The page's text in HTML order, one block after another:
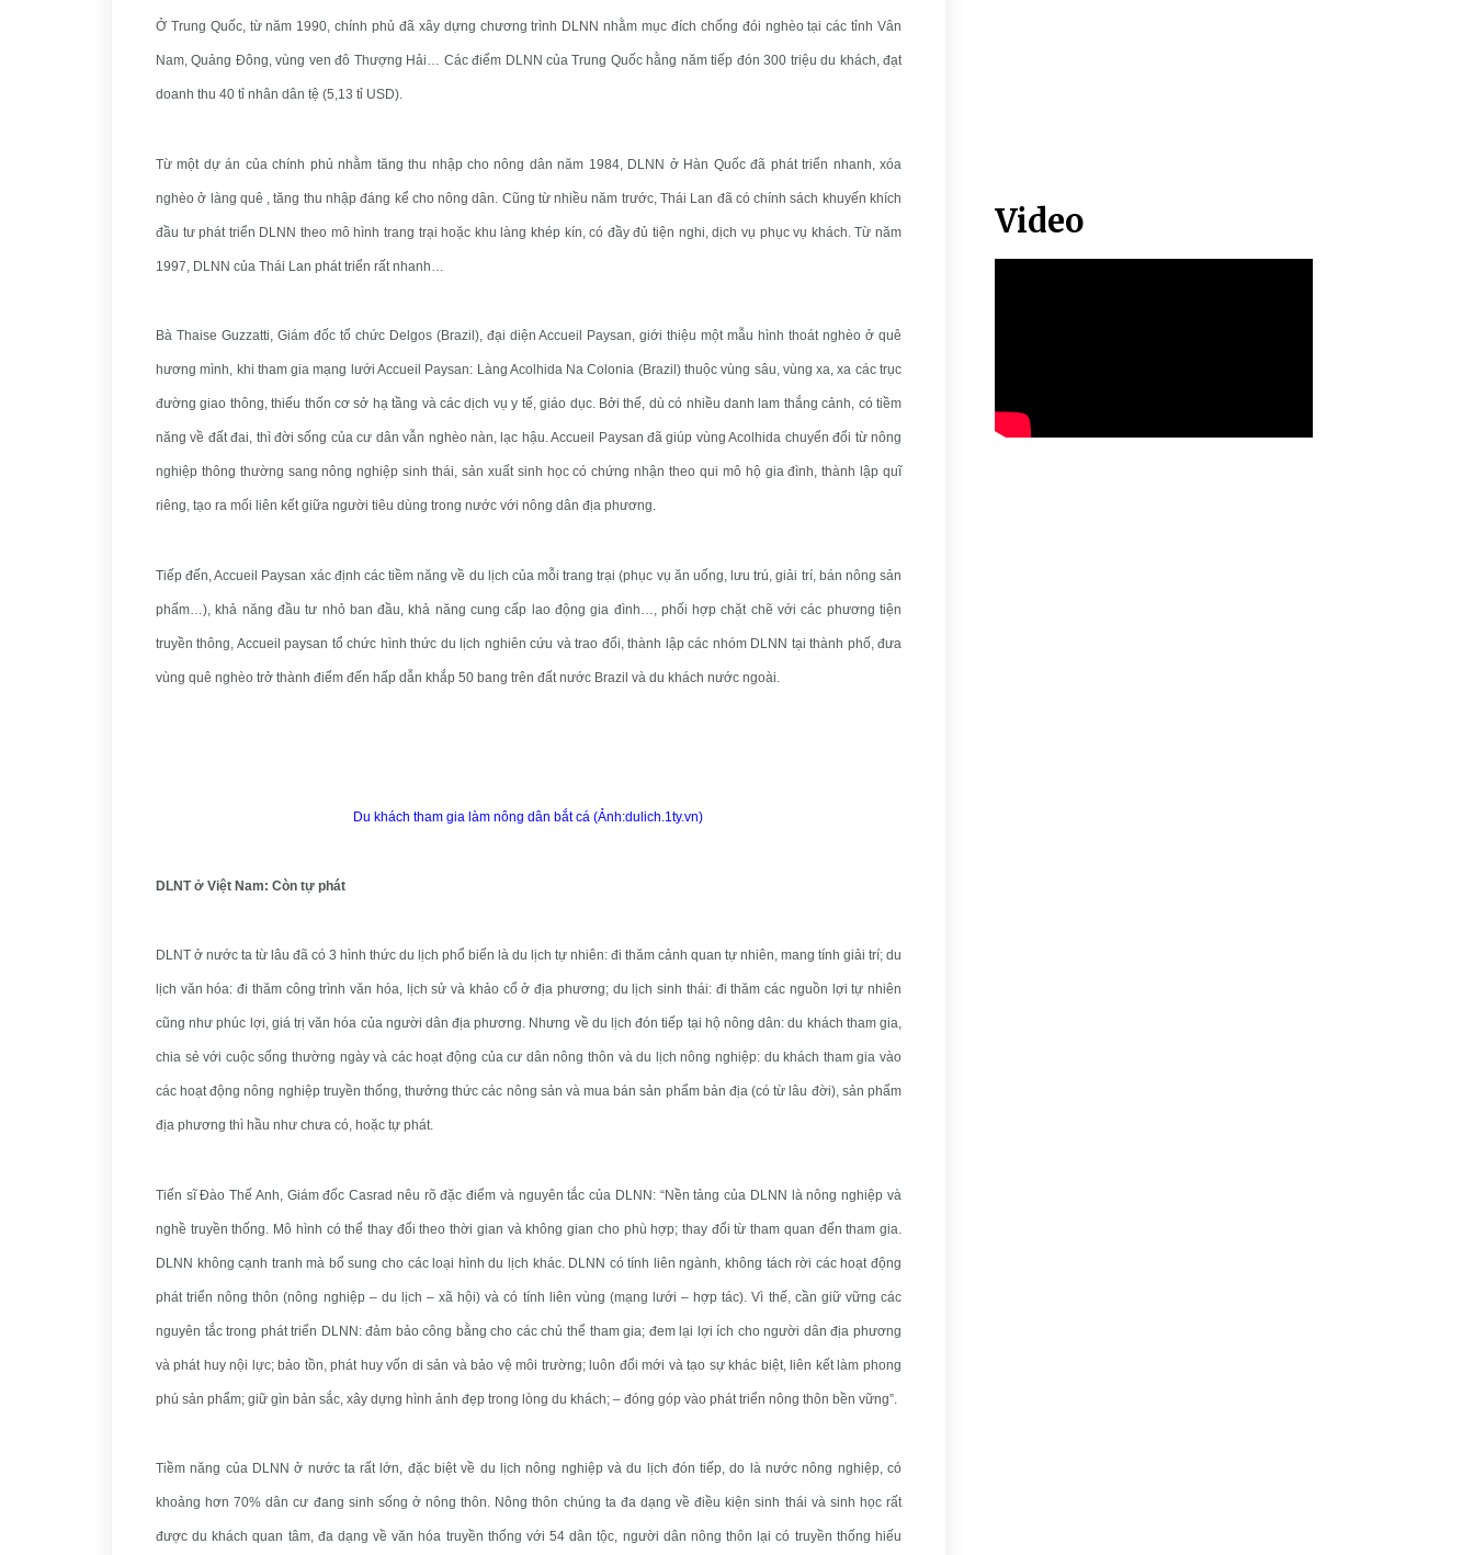
Ở Trung Quốc, từ năm 1990, chính phủ đã xây dựng chương trình DLNN nhằm mục đích chống đói nghèo tại các tỉnh Vân
Nam, Quảng Đông, vùng ven đô Thượng Hải… Các điểm DLNN của Trung Quốc hằng năm tiếp đón 300 triệu du khách, đạt
doanh thu 40 tỉ nhân dân tệ (5,13 tỉ USD).
Từ một dự án của chính phủ nhằm tăng thu nhập cho nông dân năm 1984, DLNN ở Hàn Quốc đã phát triển nhanh, xóa
nghèo ở làng quê , tăng thu nhập đáng kể cho nông dân. Cũng từ nhiều năm trước, Thái Lan đã có chính sách khuyến khích
đầu tư phát triển DLNN theo mô hình trang trại hoặc khu làng khép kín, có đầy đủ tiện nghi, dịch vụ phục vụ khách. Từ năm
1997, DLNN của Thái Lan phát triển rất nhanh…
Bà Thaise Guzzatti, Giám đốc tổ chức Delgos (Brazil), đại diện Accueil Paysan, giới thiệu một mẫu hình thoát nghèo ở quê
hương mình, khi tham gia mạng lưới Accueil Paysan: Làng Acolhida Na Colonia (Brazil) thuộc vùng sâu, vùng xa, xa các trục
đường giao thông, thiếu thốn cơ sở hạ tầng và các dịch vụ y tế, giáo dục. Bởi thế, dù có nhiều danh lam thắng cảnh, có tiềm
năng về đất đai, thì đời sống của cư dân vẫn nghèo nàn, lạc hậu. Accueil Paysan đã giúp vùng Acolhida chuyển đổi từ nông
nghiệp thông thường sang nông nghiệp sinh thái, sản xuất sinh học có chứng nhận theo qui mô hộ gia đình, thành lập quĩ
riêng, tạo ra mối liên kết giữa người tiêu dùng trong nước với nông dân địa phương.
Tiếp đến, Accueil Paysan xác định các tiềm năng về du lịch của mỗi trang trại (phục vụ ăn uống, lưu trú, giải trí, bán nông sản
phẩm…), khả năng đầu tư nhỏ ban đầu, khả năng cung cấp lao động gia đình…, phối hợp chặt chẽ với các phương tiện
truyền thông, Accueil paysan tổ chức hình thức du lịch nghiên cứu và trao đổi, thành lập các nhóm DLNN tại thành phố, đưa
vùng quê nghèo trở thành điểm đến hấp dẫn khắp 50 bang trên đất nước Brazil và du khách nước ngoài.
Du khách tham gia làm nông dân bắt cá (Ảnh:dulich.1ty.vn)
DLNT ở Việt Nam: Còn tự phát
DLNT ở nước ta từ lâu đã có 3 hình thức du lịch phổ biến là du lịch tự nhiên: đi thăm cảnh quan tự nhiên, mang tính giải trí; du
lịch văn hóa: đi thăm công trình văn hóa, lịch sử và khảo cổ ở địa phương; du lịch sinh thái: đi thăm các nguồn lợi tự nhiên
cũng như phúc lợi, giá trị văn hóa của người dân địa phương. Nhưng về du lịch đón tiếp tại hộ nông dân: du khách tham gia,
chia sẻ với cuộc sống thường ngày và các hoạt động của cư dân nông thôn và du lịch nông nghiệp: du khách tham gia vào
các hoạt động nông nghiệp truyền thống, thưởng thức các nông sản và mua bán sản phẩm bản địa (có từ lâu đời), sản phẩm
địa phương thì hầu như chưa có, hoặc tự phát.
Tiến sĩ Đào Thế Anh, Giám đốc Casrad nêu rõ đặc điểm và nguyên tắc của DLNN: “Nền tảng của DLNN là nông nghiệp và
nghề truyền thống. Mô hình có thể thay đổi theo thời gian và không gian cho phù hợp; thay đổi từ tham quan đến tham gia.
DLNN không cạnh tranh mà bổ sung cho các loại hình du lịch khác. DLNN có tính liên ngành, không tách rời các hoạt động
phát triển nông thôn (nông nghiệp – du lịch – xã hội) và có tính liên vùng (mạng lưới – hợp tác). Vì thế, cần giữ vững các
nguyên tắc trong phát triển DLNN: đảm bảo công bằng cho các chủ thể tham gia; đem lại lợi ích cho người dân địa phương
và phát huy nội lực; bảo tồn, phát huy vốn di sản và bảo vệ môi trường; luôn đổi mới và tạo sự khác biệt, liên kết làm phong
phú sản phẩm; giữ gìn bản sắc, xây dựng hình ảnh đẹp trong lòng du khách; – đóng góp vào phát triển nông thôn bền vững”.
Tiềm năng của DLNN ở nước ta rất lớn, đặc biệt về du lịch nông nghiệp và du lịch đón tiếp, do là nước nông nghiệp, có
khoảng hơn 70% dân cư đang sinh sống ở nông thôn. Nông thôn chúng ta đa dạng về điều kiện sinh thái và sinh học rất
được du khách quan tâm, đa dạng về văn hóa truyền thống với 54 dân tộc, người dân nông thôn lại có truyền thống hiếu
Video